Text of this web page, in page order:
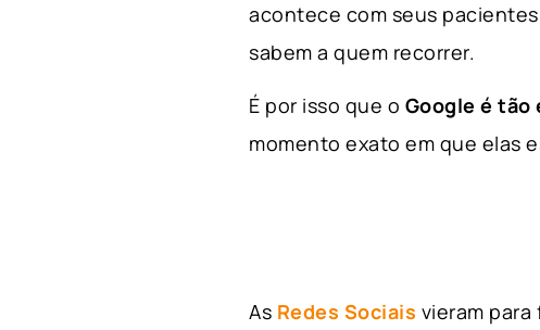
acontece com seus
sabem a quem recorrer.
É por isso que o Google é
momento exato em que elas
As Redes Sociais vieram para